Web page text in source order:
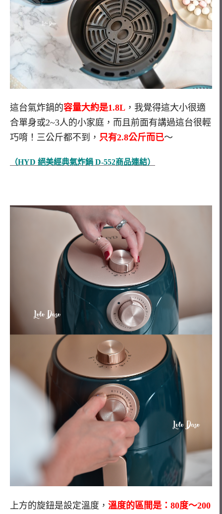
這台氣炸鍋的容量大約是1.8L ，我覺得這大小很適
合單身或2~3人的小家庭，而且前面有講過這台很輕
巧唷！三公斤都不到， 只有2.8公斤而已～
（HYD 絕美經典氣炸鍋 D-552商品連結）
上方的旋鈕是設定溫度， 溫度的區間是：80度～200